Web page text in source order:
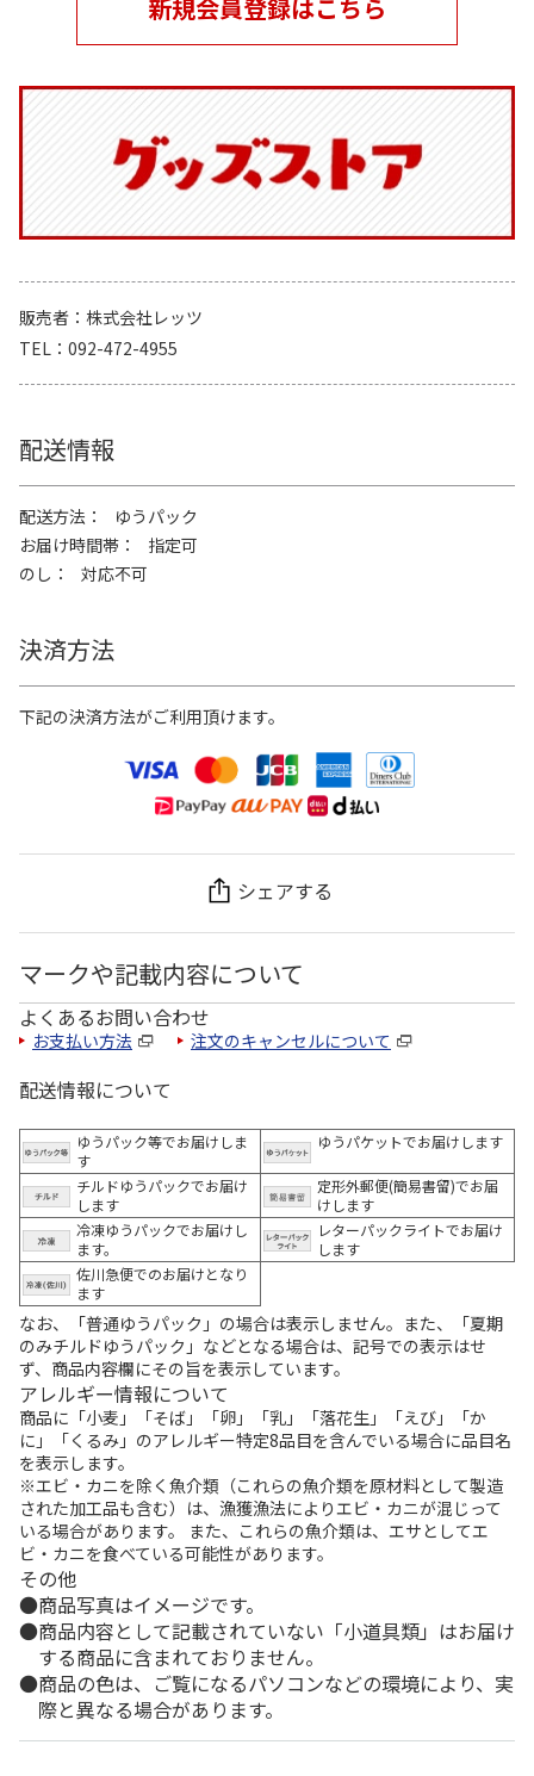
新規会員登録はこちら
販売者
株式会社レッツ
TEL
092-472-4955
配送情報
配送方法
ゆうパック
お届け時間帯
指定可
のし
対応不可
決済方法
下記の決済方法がご利用頂けます。
シェアする
マークや記載内容について
よくあるお問い合わせ
お支払い方法 注文のキャンセルについて
配送情報について
ゆうパック等でお届けしま
す
ゆうパケットでお届けします
チルドゆうパックでお届け
します
定形外郵便(簡易書留)でお届
けします
冷凍ゆうパックでお届けし
ます。
レターパックライトでお届け
します
佐川急便でのお届けとなり
ます
なお、「普通ゆうパック」の場合は表示しません。また、「夏期
のみチルドゆうパック」などとなる場合は、記号での表示はせ
ず、商品内容欄にその旨を表示しています。
アレルギー情報について
商品に「小麦」「そば」「卵」「乳」「落花生」「えび」「か
に」「くるみ」のアレルギー特定8品目を含んでいる場合に品目名
を表示します。
※エビ・カニを除く魚介類（これらの魚介類を原材料として製造
された加工品も含む）は、漁獲漁法によりエビ・カニが混じって
いる場合があります。 また、これらの魚介類は、エサとしてエ
ビ・カニを食べている可能性があります。
その他
商品写真はイメージです。
商品内容として記載されていない「小道具類」はお届け
する商品に含まれておりません。
商品の色は、ご覧になるパソコンなどの環境により、実
際と異なる場合があります。